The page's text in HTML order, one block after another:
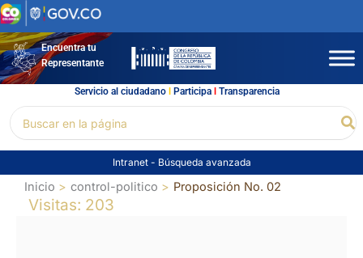
Ir
al
contenidoEncuentra tu
Representante
Servicio al ciudadano l Participal Transparencia
por:
Intranet - Búsqueda avanzada
Inicio control-politico Proposición No. 02
Visitas: 203